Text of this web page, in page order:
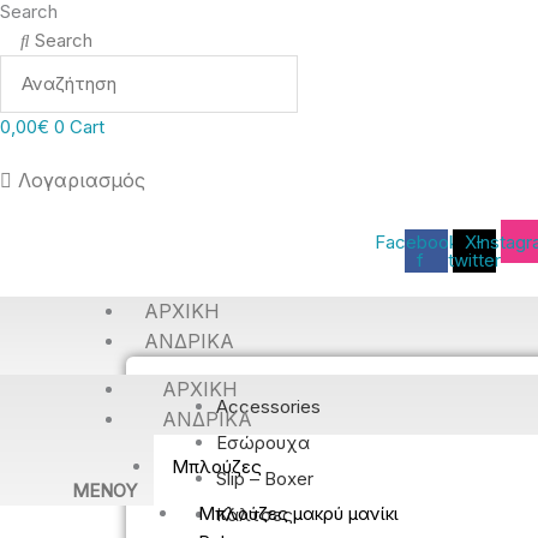
Search
Search
0,00€ 0 Cart
Λογαριασμός
Facebook-
f
X-
twitter
ΑΡΧΙΚΉ
ΑΝΔΡΙΚΆ
Accessories
Εσώρουχα
Slip – Boxer
Κάλτσες
ΑΡΧΙΚΉ
ΑΝΔΡΙΚΆ
Μπλούζες
Μπλούζες μακρύ μανίκι
MENOY